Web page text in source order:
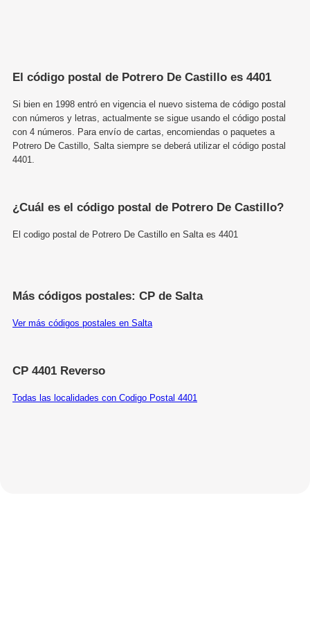
El código postal de Potrero De Castillo es 4401
Si bien en 1998 entró en vigencia el nuevo sistema de código postal
con números y letras, actualmente se sigue usando el código postal
con 4 números. Para envío de cartas, encomiendas o paquetes a
Potrero De Castillo, Salta siempre se deberá utilizar el código postal
4401.
¿Cuál es el código postal de Potrero De Castillo?
El codigo postal de Potrero De Castillo en Salta es 4401
Más códigos postales: CP de Salta
Ver más códigos postales en Salta
CP 4401 Reverso
Todas las localidades con Codigo Postal 4401